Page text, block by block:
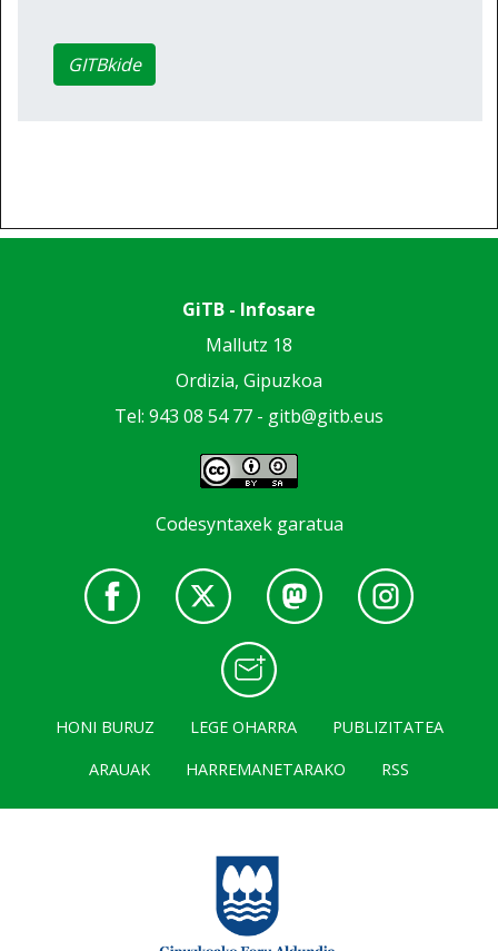
GITBkide
GiTB - Infosare
Mallutz 18
Ordizia, Gipuzkoa
Tel: 943 08 54 77 - gitb@gitb.eus
Codesyntaxek garatua
HONI BURUZ LEGE OHARRA
PUBLIZITATEA
ARAUAK
HARREMANETARAKO RSS